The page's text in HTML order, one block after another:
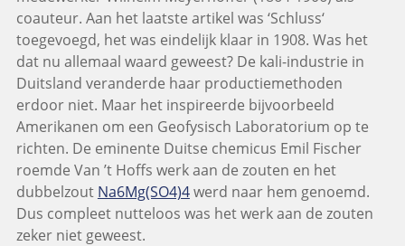
coauteur. Aan het laatste artikel was ‘Schluss‘
toegevoegd, het was eindelijk klaar in 1908. Was het
dat nu allemaal waard geweest? De kali-industrie in
Duitsland veranderde haar productiemethoden
erdoor niet. Maar het inspireerde bijvoorbeeld
Amerikanen om een Geofysisch Laboratorium op te
richten. De eminente Duitse chemicus Emil Fischer
roemde Van ’t Hoffs werk aan de zouten en het
dubbelzout Na6Mg(SO4)4werd naar hem genoemd.
Dus compleet nutteloos was het werk aan de zouten
zeker niet geweest.